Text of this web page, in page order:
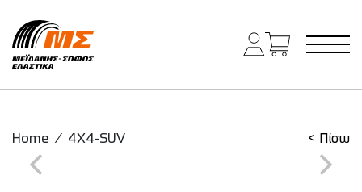
Main Navigation
Home / 4X4-SUV < Πίσω